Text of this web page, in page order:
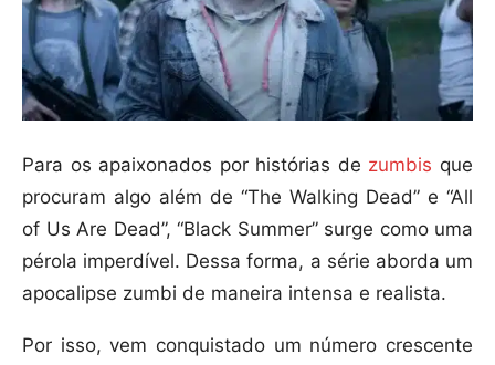
Para os apaixonados por histórias de zumbis que
procuram algo além de “The Walking Dead” e “All
of Us Are Dead”, “Black Summer” surge como uma
pérola imperdível. Dessa forma, a série aborda um
apocalipse zumbi de maneira intensa e realista.
Por isso, vem conquistado um número crescente